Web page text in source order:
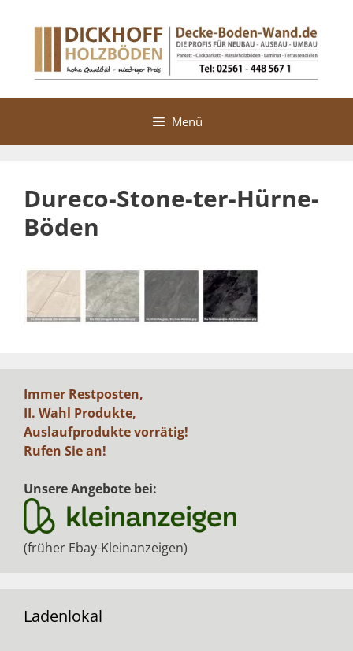
Menü
Dureco-Stone-ter-Hürne-
Böden
Immer Restposten,
II. Wahl Produkte,
Auslaufprodukte vorrätig!
Rufen Sie an!
Unsere Angebote bei:
(früher Ebay-Kleinanzeigen)
Ladenlokal